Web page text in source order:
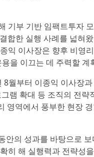
기부 기반 임팩트투자
합한 실행 사례를 넓
익 이사장은 향후 비영
을 이끄는 데 주력할 계
월부터 이종익 이사장
그램 확대 등 조직의 전
영역에서 풍부한 현장
안의 성과를 바탕으로
히 해 실행력과 전략성